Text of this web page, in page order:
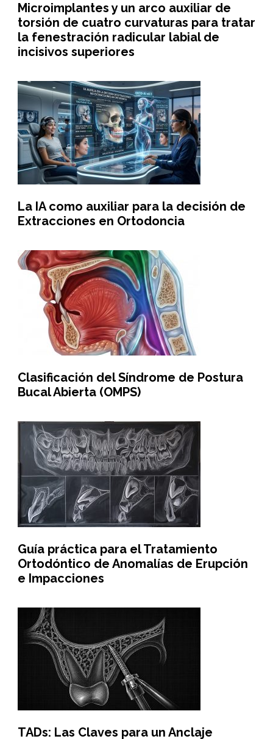
Microimplantes y un arco auxiliar de
torsión de cuatro curvaturas para tratar
la fenestración radicular labial de
incisivos superiores
La IA como auxiliar para la decisión de
Extracciones en Ortodoncia
Clasificación del Síndrome de Postura
Bucal Abierta (OMPS)
Guía práctica para el Tratamiento
Ortodóntico de Anomalías de Erupción
e Impacciones
TADs: Las Claves para un Anclaje